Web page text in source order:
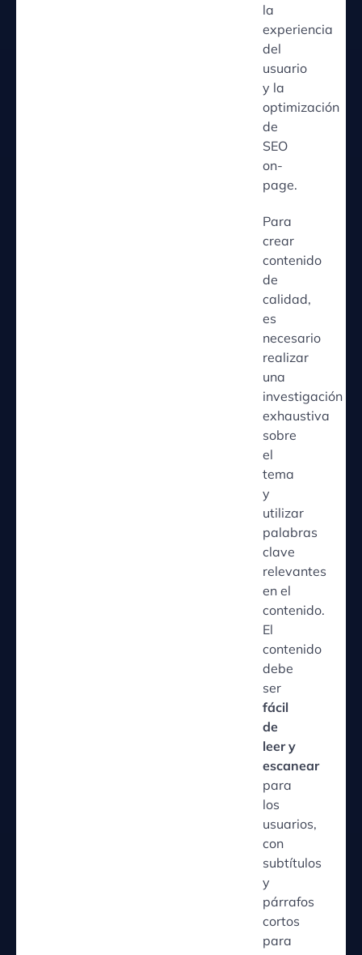
la
experiencia
del
usuario
y la
optimización
de
SEO
on-
page.
Para
crear
contenido
de
calidad,
es
necesario
realizar
una
investigación
exhaustiva
sobre
el
tema
y
utilizar
palabras
clave
relevantes
en el
contenido.
El
contenido
debe
ser
fácil
de
leer y
escanear
para
los
usuarios,
con
subtítulos
y
párrafos
cortos
para